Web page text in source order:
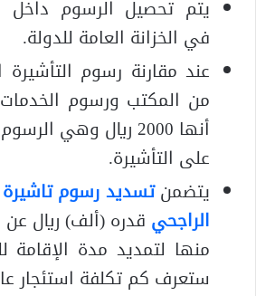
يتم تحصيل الرسوم داخل
في الخزانة العامة للدولة.
عند مقارنة رسوم
من المكتب ورسوم الخدمات
أنها 2000 ريال وهي
على التأشيرة.
يتضمنتسديد رسوم تاشيرة
الراجحي قدره (ألف) ريال
منها لتمديد مدة الإقامة
ستعرف كم تكلفة استئجار